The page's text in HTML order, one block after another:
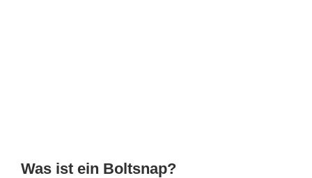
Was ist ein Boltsnap?